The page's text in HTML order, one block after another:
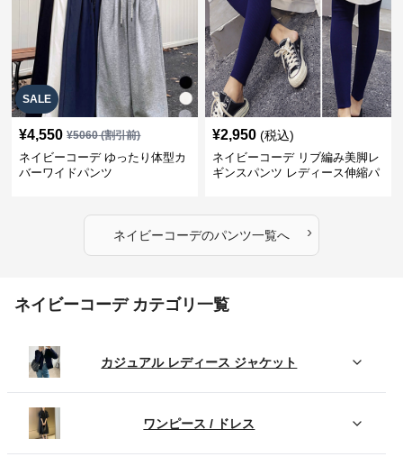
SALE
¥4,550 ¥5060(割引前)
ネイビーコーデ ゆったり体型カ
バーワイドパンツ
¥2,950 (税込)
ネイビーコーデ リブ編み美脚レ
ギンスパンツ レディース伸縮パ
ネイビーコーデのパンツ一覧へ ›
ネイビーコーデ カテゴリ一覧
カジュアル レディース ジャケット
ワンピース / ドレス